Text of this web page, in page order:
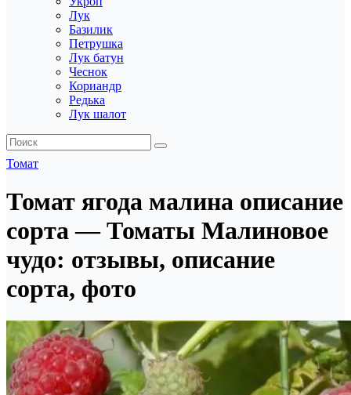
Лук
Базилик
Петрушка
Лук батун
Чеснок
Кориандр
Редька
Лук шалот
Томат
Томат ягода малина описание
сорта — Томаты Малиновое
чудо: отзывы, описание
сорта, фото